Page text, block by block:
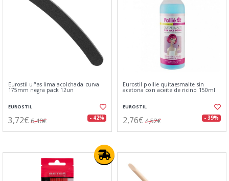
Eurostil uñas lima acolchada curva
175mm negra pack 12un
EUROSTIL
3,72€ 6,40€ - 42%
Eurostil pollie quitaesmalte sin
acetona con aceite de ricino 150ml
EUROSTIL
2,76€ 4,52€ - 39%